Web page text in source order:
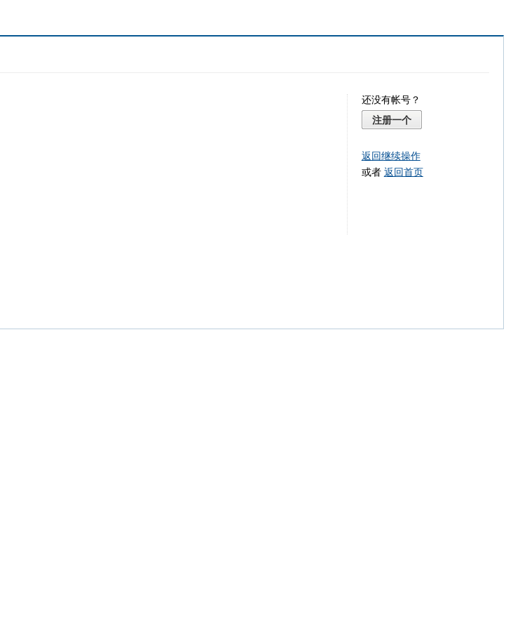
还没有帐号？
注册一个
返回继续操作
或者 返回首页